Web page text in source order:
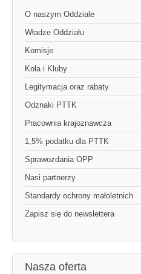
O naszym Oddziale
Władze Oddziału
Komisje
Koła i Kluby
Legitymacja oraz rabaty
Odznaki PTTK
Pracownia krajoznawcza
1,5% podatku dla PTTK
Sprawozdania OPP
Nasi partnerzy
Standardy ochrony małoletnich
Zapisz się do newslettera
Nasza oferta